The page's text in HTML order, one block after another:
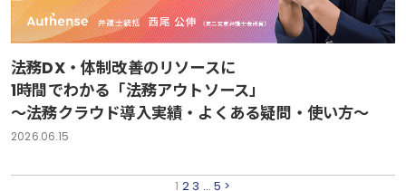
法務DX・体制改善のリソースに
1時間でわかる「法務アウトソース」
～法務クラウド導入実績・よくある疑問・使い方～
2026.06.15
1 2 3 … 5 >